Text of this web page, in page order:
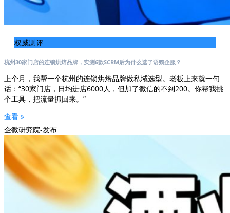
权威测评
杭州30家门店的连锁烘焙品牌，实测6款SCRM后为什么选了语鹦企服？
上个月，我帮一个杭州的连锁烘焙品牌做私域选型。老板上来就一句
话：“30家门店，日均进店6000人，但加了微信的不到200。你帮我挑
个工具，把流量抓回来。”
查看 »
企微研究院-发布